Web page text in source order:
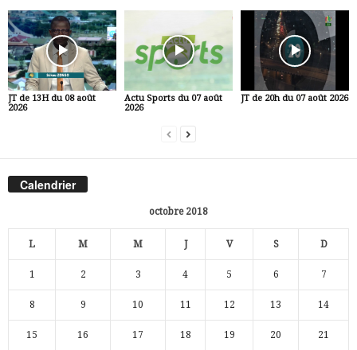
JT de 13H du 08 août
2026
Actu Sports du 07 août
2026
JT de 20h du 07 août 2026
Calendrier
octobre 2018
L M M J V S D
1 2 3 4 5 6 7
8 9 10 11 12 13 14
15 16 17 18 19 20 21